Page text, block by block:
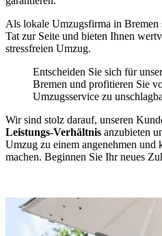
Als lokale Umzugsfirma in
Tat zur Seite und bieten Ihnen
stressfreien Umzug.
Entscheiden Sie sich für
Bremen und profitieren Sie
Umzugsservice zu
Wir sind stolz darauf, unseren
Leistungs-Verhältnis anzubieten
Umzug zu einem angenehmen und
machen. Beginnen Sie Ihr neues